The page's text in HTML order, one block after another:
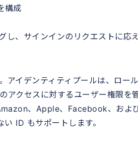
構成
し、サインインのリクエストに応
イデンティティプールは、ロー
クセスに対するユーザー権限を管
、Apple、Facebook、およ
ID もサポートします。